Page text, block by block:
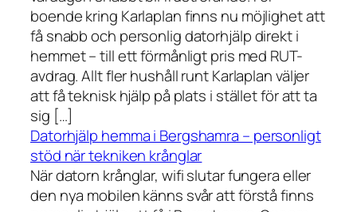
boende kring Karlaplan finns nu möjlighet att
få snabb och personlig datorhjälp direkt i
hemmet – till ett förmånligt pris med RUT-
avdrag. Allt fler hushåll runt Karlaplan väljer
att få teknisk hjälp på plats i stället för att ta
sig […]
Datorhjälp hemma i Bergshamra – personligt
stöd när tekniken krånglar
När datorn krånglar, wifi slutar fungera eller
den nya mobilen känns svår att förstå finns